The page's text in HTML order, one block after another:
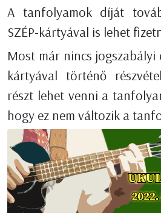
A tanfolyamok díját
SZÉP-kártyával is lehet
Most már nincs jogszabályi
kártyával történő
részt lehet venni a
hogy ez nem változik a